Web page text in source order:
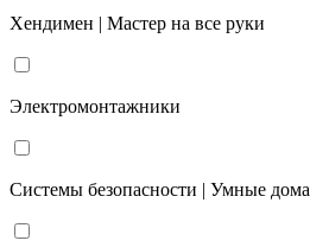
Хендимен | Мастер на все руки
Электромонтажники
Системы безопасности | Умные дома